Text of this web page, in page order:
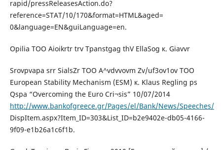
rapid/pressReleasesAction.do?
reference=STAT/10/170&format=HTML&aged=
0&language=EN&guiLanguage=en.
Opilia TOO Aioikrtr trv Tpanstgag thV EllaSog к. Giavvr
Srovpvapa srr SialsZr TOO A^vdvvovm Zv/uf3ov1ov TOO
European Stability Mechanism (ESM) к. Klaus Regling ps
Qspa “Overcoming the Euro Cri¬sis” 10/07/2014
http://www.bankofgreece.gr/Pages/el/Bank/News/Speeches/
DispItem.aspx?Item_ID=303&List_ID=b2e9402e-db05-4166-
9f09-e1b26a1c6f1b.